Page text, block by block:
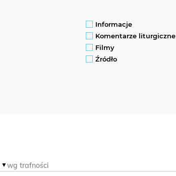
Informacje
Komentarze liturgiczne
Filmy
Źródło
wg trafności